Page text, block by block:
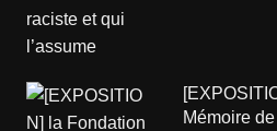
Mémoire